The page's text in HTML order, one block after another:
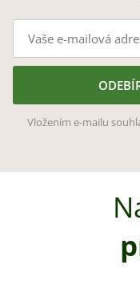
Vložením e-mailu